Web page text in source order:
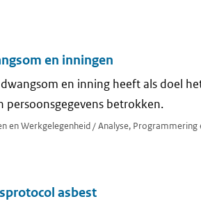
en inningen
en inning heeft als doel
persoonsgegevens betrokken.
en Werkgelegenheid / Analyse, Programmering
asbest